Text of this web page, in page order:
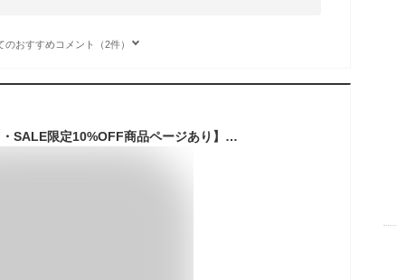
のおすすめコメント（2件）
【LINE追加で5%OFF・SALE限定10%OFF商品ページあり】 アウトドア クッション 折りたたみ クッションマット 折り畳み おしりマット 携帯 座布団 クッション 低反発 運動会 スポーツ観戦 レジャー キャンプ マット シート オフィス